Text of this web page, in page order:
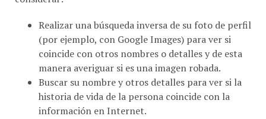
Realizar una búsqueda inversa de su foto de perfil
(por ejemplo, con Google Images) para ver si
coincide con otros nombres o detalles y de esta
manera averiguar si es una imagen robada.
Buscar su nombre y otros detalles para ver si la
historia de vida de la persona coincide con la
información en Internet.